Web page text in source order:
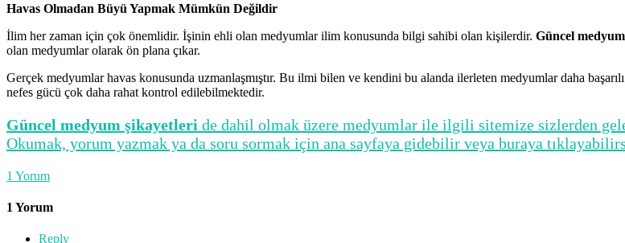
Havas Olmadan Büyü Yapmak Mümkün Değildir
İlim her zaman için çok önemlidir. İşinin ehli olan medyumlar ilim konusunda bilgi sahibi olan kişilerdir. Güncel
olan medyumlar olarak ön plana çıkar.
Gerçek medyumlar havas konusunda uzmanlaşmıştır. Bu ilmi bilen ve kendini bu alanda ilerleten medyumlar daha
nefes gücü çok daha rahat kontrol edilebilmektedir.
Güncel medyum şikayetleri de dahil olmak üzere medyumlar ile ilgili sitemize sizlerden
Okumak, yorum yazmak ya da soru sormak için ana sayfaya gidebilir veya buraya
1 Yorum
1 Yorum
Reply